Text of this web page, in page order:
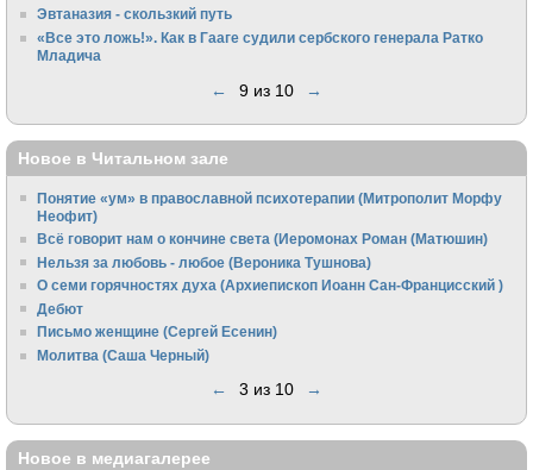
Эвтаназия - скользкий путь
«Все это ложь!». Как в Гааге судили сербского генерала Ратко
Младича
← 9 из 10 →
Новое в Читальном зале
Понятие «ум» в православной психотерапии (Митрополит Морфу
Неофит)
Всё говорит нам о кончине света (Иеромонах Роман (Матюшин)
Нельзя за любовь - любое (Вероника Тушнова)
О семи горячностях духа (Архиепископ Иоанн Сан-Францисский )
Дебют
Письмо женщине (Сергей Есенин)
Молитва (Саша Черный)
← 3 из 10 →
Новое в медиагалерее